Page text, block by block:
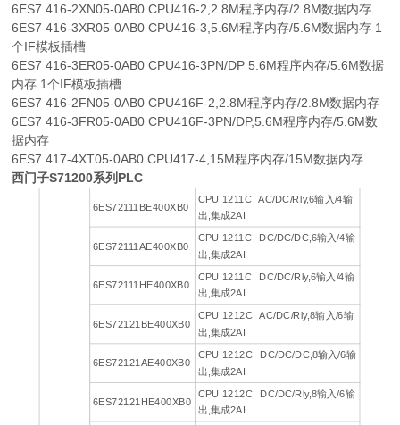
6ES7 416-2XN05-0AB0 CPU416-2,2.8M程序内存/2.8M数据内存
6ES7 416-3XR05-0AB0 CPU416-3,5.6M程序内存/5.6M数据内存 1
个IF模板插槽
6ES7 416-3ER05-0AB0 CPU416-3PN/DP 5.6M程序内存/5.6M数据
内存 1个IF模板插槽
6ES7 416-2FN05-0AB0 CPU416F-2,2.8M程序内存/2.8M数据内存
6ES7 416-3FR05-0AB0 CPU416F-3PN/DP,5.6M程序内存/5.6M数
据内存
6ES7 417-4XT05-0AB0 CPU417-4,15M程序内存/15M数据内存
西门子S71200系列PLC
6ES72111BE400XB0
CPU 1211C AC/DC/Rly,6输入/4输
出,集成2AI
6ES72111AE400XB0
CPU 1211C DC/DC/DC,6输入/4输
出,集成2AI
6ES72111HE400XB0
CPU 1211C DC/DC/Rly,6输入/4输
出,集成2AI
6ES72121BE400XB0
CPU 1212C AC/DC/Rly,8输入/6输
出,集成2AI
6ES72121AE400XB0
CPU 1212C DC/DC/DC,8输入/6输
出,集成2AI
6ES72121HE400XB0
CPU 1212C DC/DC/Rly,8输入/6输
出,集成2AI